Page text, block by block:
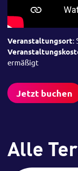
Veranstaltungsort:
ermäßigt
Jetzt buchen
Alle